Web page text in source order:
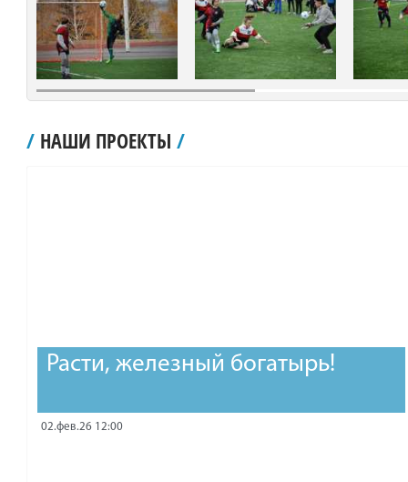
/ НАШИ ПРОЕКТЫ /
Расти, железный богатырь!
02.фев.26 12:00